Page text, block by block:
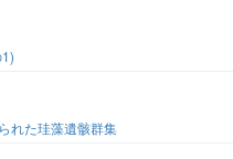
れた珪藻遺骸群集